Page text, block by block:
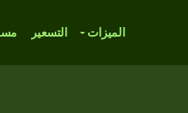
الميزات التسعير